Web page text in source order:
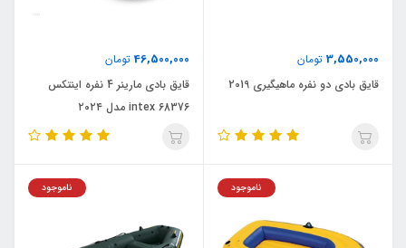
3,550,000 تومان
قایق بادی دو نفره ماهیگیری 2019
46,500,000تومان
قایق بادی مارینر 4 نفره اینتکس
intex 68376 مدل ۲۰۲۴
ناموجود ناموجود